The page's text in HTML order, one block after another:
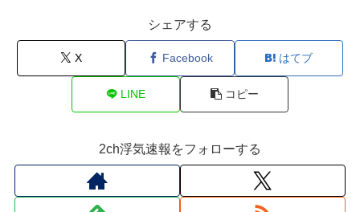
シェアする
X Facebook はてブ
LINE コピー
2ch浮気速報をフォローする